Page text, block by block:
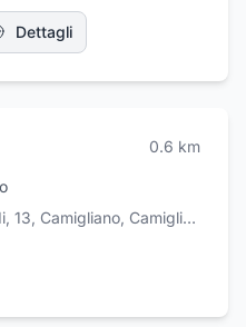
a computerizzata,
Consulenza
malattie generali e di
Dettagli
0.6 km
13, Camigliano, Camigliano